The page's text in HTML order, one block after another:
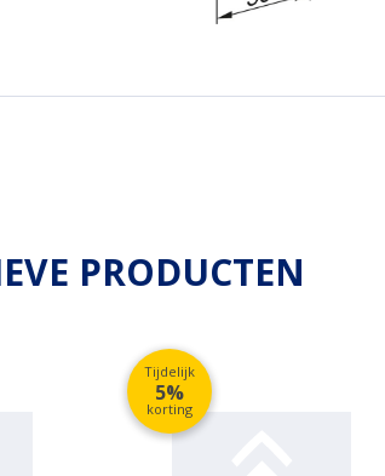
PRODUCTEN
Tijdelijk
5%
korting